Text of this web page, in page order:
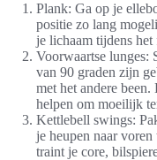
Plank: Ga op je
positie zo lang
je lichaam tijdens het
Voorwaartse lunges:
van 90 graden zijn
met het andere
helpen om moeilijk
Kettlebell swings:
je heupen naar
traint je core,